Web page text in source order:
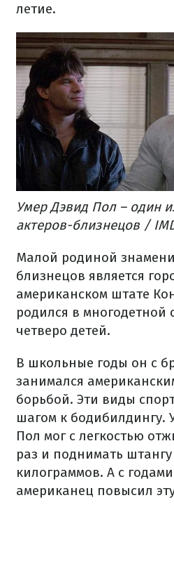
летие.
Умер Дэвид Пол – один
актеров-близнецов /
Малой родиной
близнецов является
американском штате
родился в многодетной
четверо детей.
В школьные годы он с
занимался
борьбой. Эти виды
шагом к бодибилдингу.
Пол мог с легкостью
раз и поднимать штангу
килограммов. А с
американец повысил